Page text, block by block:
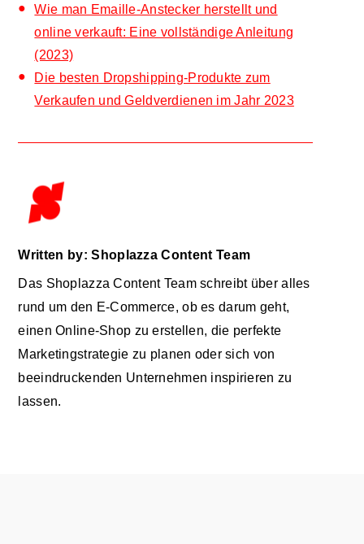
Wie man Emaille-Anstecker herstellt und
online verkauft: Eine vollständige Anleitung
(2023)
Die besten Dropshipping-Produkte zum
Verkaufen und Geldverdienen im Jahr 2023
Written by: Shoplazza Content Team
Das Shoplazza Content Team schreibt über alles
rund um den E-Commerce, ob es darum geht,
einen Online-Shop zu erstellen, die perfekte
Marketingstrategie zu planen oder sich von
beeindruckenden Unternehmen inspirieren zu
lassen.